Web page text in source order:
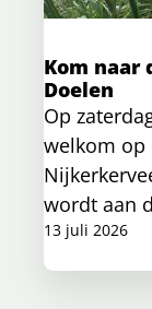
Kom naar
Doelen
Op
welkom op
wordt aan
13 juli 2026